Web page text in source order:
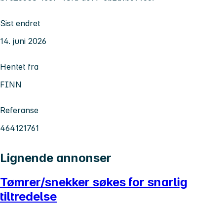
Sist endret
14. juni 2026
Hentet fra
FINN
Referanse
464121761
Lignende annonser
Tømrer/snekker søkes for snarlig
tiltredelse